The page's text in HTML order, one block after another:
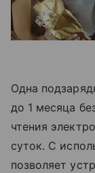
Одна
до 1 месяца
чтения
суток. С
позволяет